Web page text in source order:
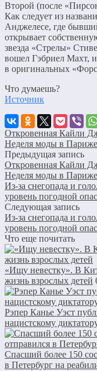
Второй (после
Как следует из
Анджелесе, где
открывает
звезда «Стрелы»
вошел Гэбриел Махт,
в оригинальных
Что думаешь?
Источник
Откровенная Кайли
Неделя моды в Париже
Предыдущая запись
Откровенная Кайли
Неделя моды в Париже
Из-за снегопада и
уровень погодной
Следующая запись
Из-за снегопада и
уровень погодной
Что еще почитать
«Ищу невестку». В
жизнь взрослых детей
Рэпер Канье Уэст
нацистскому
Спасший более 150
в Петербург на